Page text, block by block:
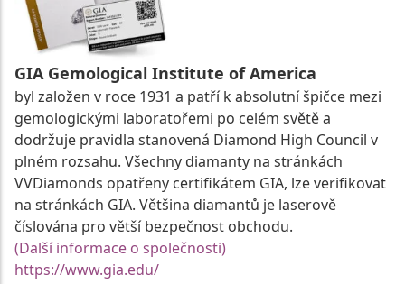
GIA Gemological Institute of America
byl založen v roce 1931 a patří k absolutní špičce mezi
gemologickými laboratořemi po celém světě a
dodržuje pravidla stanovená Diamond High Council v
plném rozsahu. Všechny diamanty na stránkách
VVDiamonds opatřeny certifikátem GIA, lze verifikovat
na stránkách GIA. Většina diamantů je laserově
číslována pro větší bezpečnost obchodu.
(Další informace o společnosti)
https://www.gia.edu/